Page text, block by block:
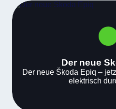
Der neue
Der neue Škoda Epiq –
elektrisch